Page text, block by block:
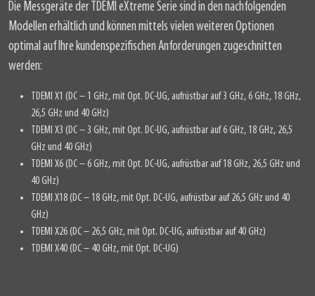
Die Messgeräte der TDEMI eXtreme Serie sind in den nachfolgenden
Modellen erhältlich und können mittels vielen weiteren Optionen
optimal auf Ihre kundenspezifischen Anforderungen zugeschnitten
werden:
TDEMI X1 (DC – 1 GHz, mit Opt. DC-UG, aufrüstbar auf 3 GHz, 6 GHz, 18 GHz,
26,5 GHz und 40 GHz)
TDEMI X3 (DC – 3 GHz, mit Opt. DC-UG, aufrüstbar auf 6 GHz, 18 GHz, 26,5
GHz und 40 GHz)
TDEMI X6 (DC – 6 GHz, mit Opt. DC-UG, aufrüstbar auf 18 GHz, 26,5 GHz und
40 GHz)
TDEMI X18 (DC – 18 GHz, mit Opt. DC-UG, aufrüstbar auf 26,5 GHz und 40
GHz)
TDEMI X26 (DC – 26,5 GHz, mit Opt. DC-UG, aufrüstbar auf 40 GHz)
TDEMI X40 (DC – 40 GHz, mit Opt. DC-UG)